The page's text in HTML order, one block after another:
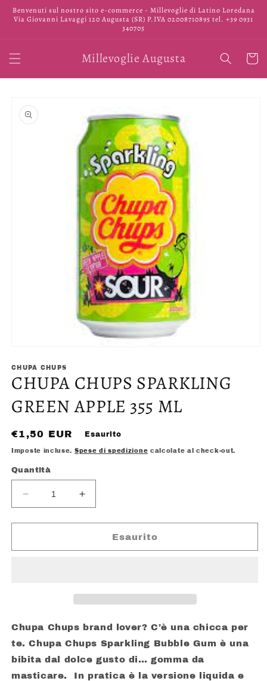
direttamente
ai contenuti
Benvenuti sul nostro sito e-commerce - Millevoglie di Latino Loredana
Via Giovanni Lavaggi 120 Augusta (SR) P.IVA 02008710895 tel. +39 0931
340705
Millevoglie Augusta
informazioni
sul prodotto
multimediali
1
in
modale
CHUPA CHUPS
CHUPA CHUPS SPARKLING
GREEN APPLE 355 ML
Prezzo
di
€1,50 EUR Esaurito
Imposte incluse. Spese di spedizione calcolate al check-out.
Quantità
Diminuisci
quantità
per
CHUPS
Aumenta
quantità
per
CHUPA
CHUPS
Esaurito
Chupa Chups brand lover? C’è una chicca per
te. Chupa Chups Sparkling Bubble Gum è una
bibita dal dolce gusto di… gomma da
masticare. In pratica è la versione liquida e